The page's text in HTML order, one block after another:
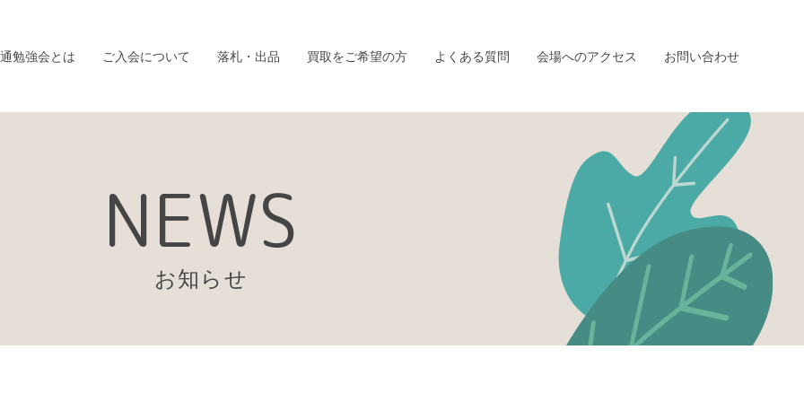
勉強会とは ご入会について 落札・出品 買取をご希望の方 よくある質問 会場へのアクセス お問い合わせ
NEWS
お知らせ